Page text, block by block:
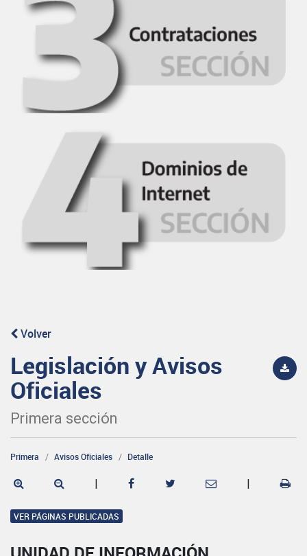
Volver
Legislación y Avisos
Oficiales
Primera sección
Primera Avisos Oficiales Detalle
| |
VER PÁGINAS PUBLICADAS